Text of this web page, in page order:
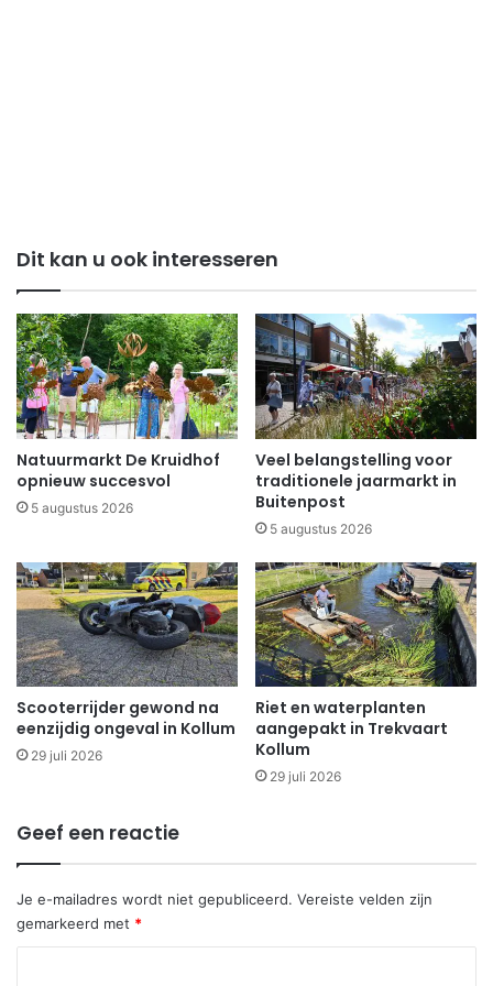
Dit kan u ook interesseren
Natuurmarkt De Kruidhof
opnieuw succesvol
5 augustus 2026
Veel belangstelling voor
traditionele jaarmarkt in
Buitenpost
5 augustus 2026
Scooterrijder gewond na
eenzijdig ongeval in Kollum
29 juli 2026
Riet en waterplanten
aangepakt in Trekvaart
Kollum
29 juli 2026
Geef een reactie
Je e-mailadres wordt niet gepubliceerd. Vereiste velden zijn
gemarkeerd met *